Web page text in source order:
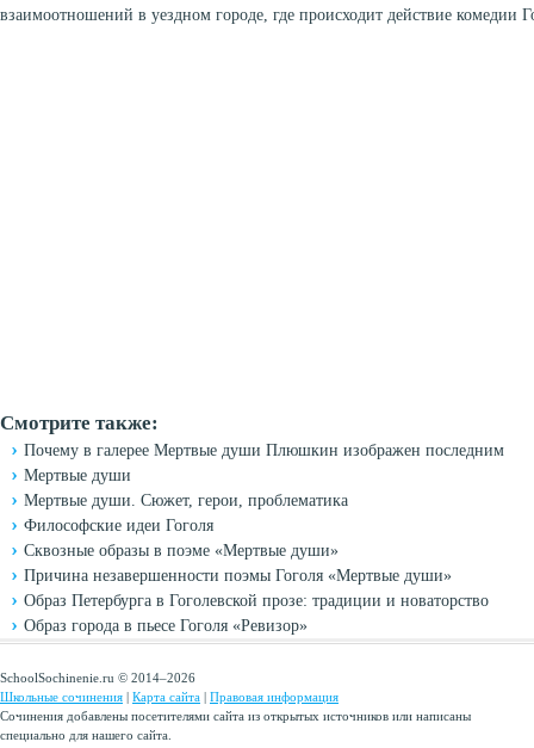
взаимоотношений в уездном городе, где происходит действие комедии
Смотрите также:
Почему в галерее Мертвые души Плюшкин изображен последним
Мертвые души
Мертвые души. Сюжет, герои, проблематика
Философские идеи Гоголя
Сквозные образы в поэме «Мертвые души»
Причина незавершенности поэмы Гоголя «Мертвые души»
Образ Петербурга в Гоголевской прозе: традиции и новаторство
Образ города в пьесе Гоголя «Ревизор»
SchoolSochinenie.ru © 2014–2026
Школьные сочинения | Карта сайта | Правовая информация
Сочинения добавлены посетителями сайта из открытых источников или написаны
специально для нашего сайта.